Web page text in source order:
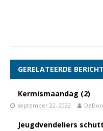
GERELATEERDE
Kermismaandag (2)
september 22, 2022
Jeugdvendeliers